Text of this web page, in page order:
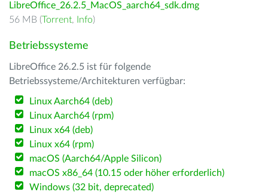
LibreOffice_26.2.5_MacOS_aarch64_sdk.dmg
56 MB (Torrent, Info)
Betriebssysteme
LibreOffice 26.2.5 ist für folgende
Betriebssysteme/Architekturen verfügbar:
Linux Aarch64 (deb)
Linux Aarch64 (rpm)
Linux x64 (deb)
Linux x64 (rpm)
macOS (Aarch64/Apple Silicon)
macOS x86_64 (10.15 oder höher erforderlich)
Windows (32 bit, deprecated)